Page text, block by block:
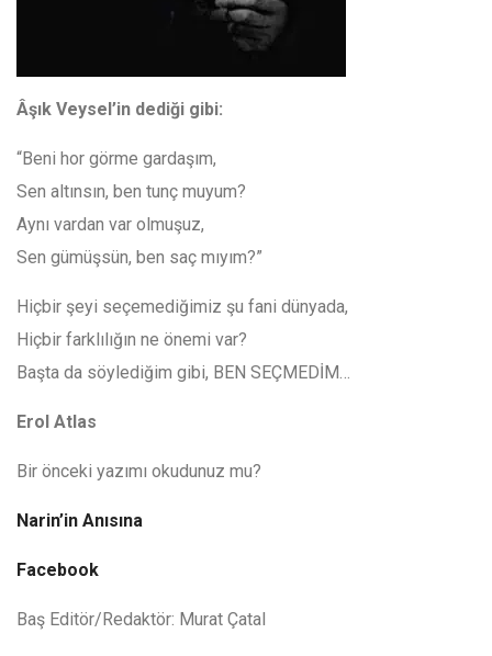
Âşık Veysel’in dediği gibi:
“Beni hor görme gardaşım,
Sen altınsın, ben tunç muyum?
Aynı vardan var olmuşuz,
Sen gümüşsün, ben saç mıyım?”
Hiçbir şeyi seçemediğimiz şu fani dünyada,
Hiçbir farklılığın ne önemi var?
Başta da söylediğim gibi, BEN SEÇMEDİM…
Erol Atlas
Bir önceki yazımı okudunuz mu?
Narin’in Anısına
Facebook
Baş Editör/Redaktör: Murat Çatal